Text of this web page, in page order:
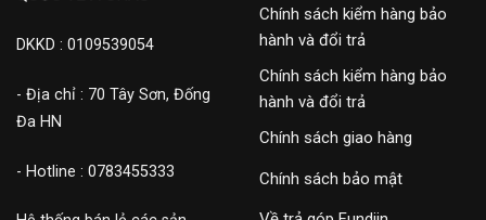
DKKD : 0109539054
- Địa chỉ : 70 Tây Sơn, Đống
Đa HN
- Hotline : 0783455333
Chính sách kiểm hàng bảo
hành và đổi trả
Chính sách kiểm hàng bảo
hành và đổi trả
Chính sách giao hàng
Chính sách bảo mật